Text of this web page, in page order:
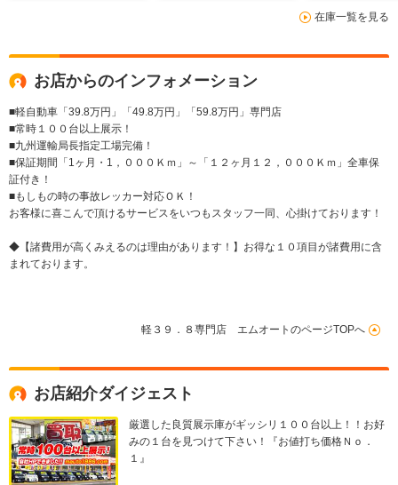
在庫一覧を見る
お店からのインフォメーション
■軽自動車「39.8万円」「49.8万円」「59.8万円」専門店
■常時１００台以上展示！
■九州運輸局長指定工場完備！
■保証期間「1ヶ月・1，０００Ｋｍ」～「１２ヶ月１２，０００Ｋｍ」全車保
証付き！
■もしもの時の事故レッカー対応ＯＫ！
お客様に喜こんで頂けるサービスをいつもスタッフ一同、心掛けております！
◆【諸費用が高くみえるのは理由があります！】お得な１０項目が諸費用に含
まれております。
軽３９．８専門店 エムオートのページTOPへ
お店紹介ダイジェスト
厳選した良質展示庫がギッシリ１００台以上！！お好
みの１台を見つけて下さい！『お値打ち価格Ｎｏ．
１』